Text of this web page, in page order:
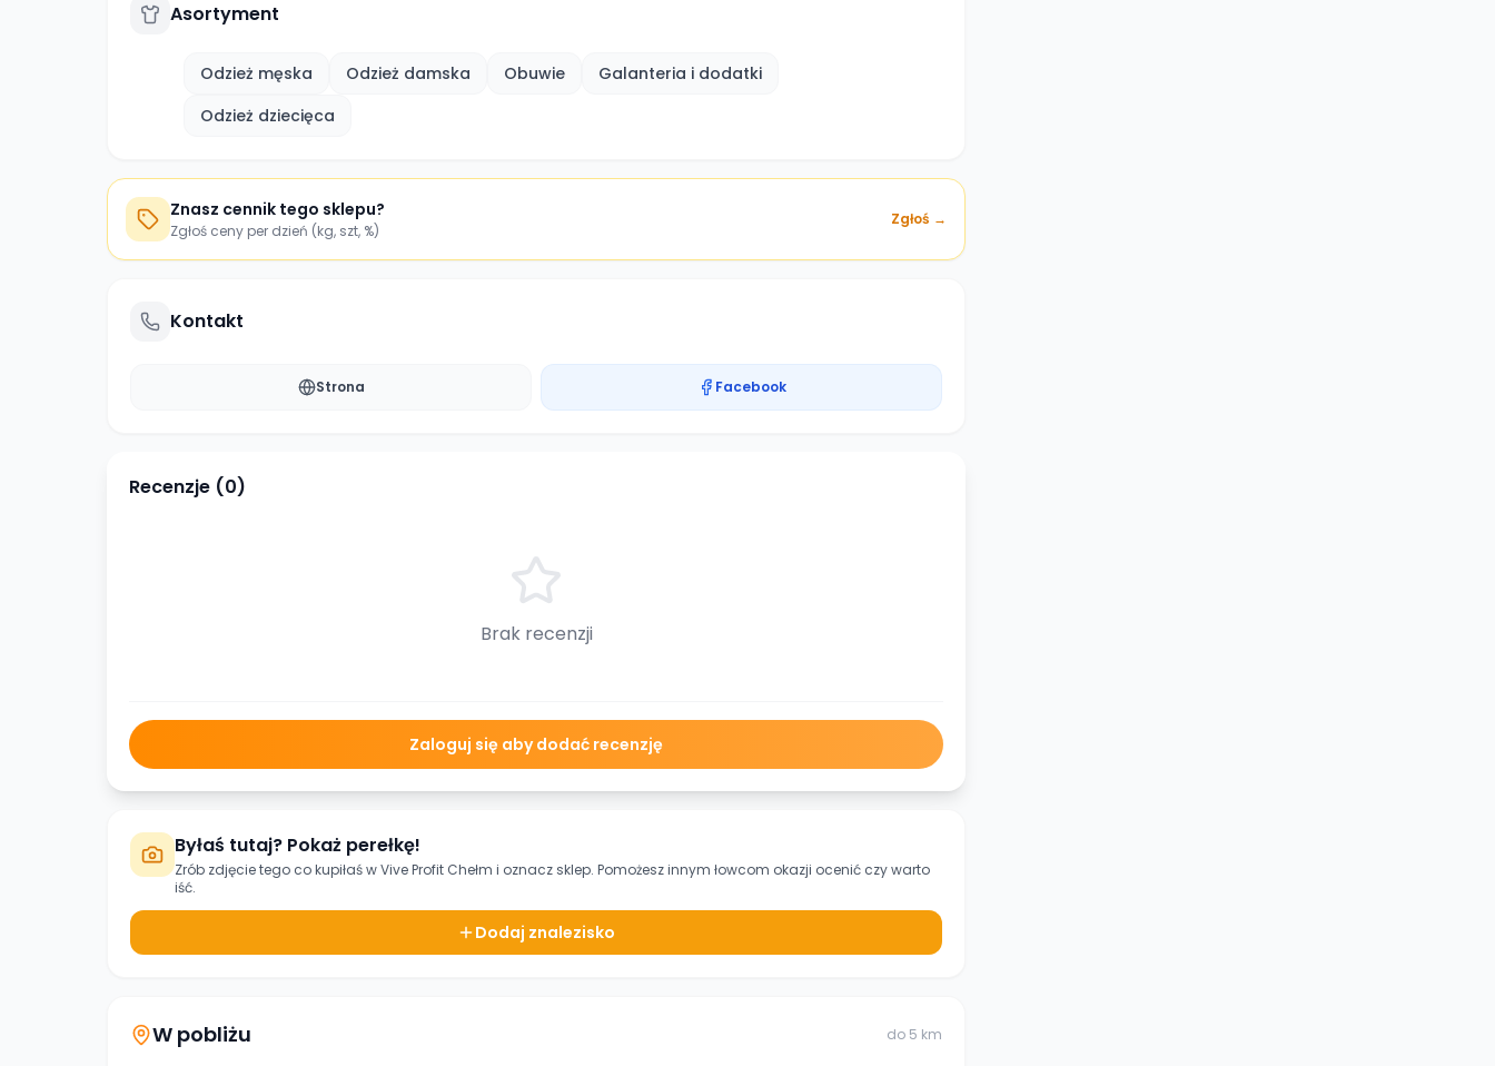
Asortyment
Odzież męska Odzież damska Obuwie
Galanteria i dodatki
Odzież dziecięca
Znasz cennik tego sklepu?
Zgłoś ceny per dzień (kg, szt, %)
Zgłoś →
Kontakt
Strona Facebook
Recenzje (0)
Brak recenzji
Zaloguj się aby dodać recenzję
Byłaś tutaj? Pokaż perełkę!
Zrób zdjęcie tego co kupiłaś wVive Profit Chełm i oznacz sklep. Pomożesz innym łowcom okazji ocenić czy warto
iść.
Dodaj znalezisko
W pobliżu do 5 km